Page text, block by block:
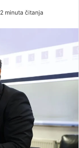
2 minuta čitanja